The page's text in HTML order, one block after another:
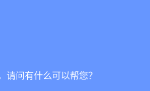
请问有什么可以帮您？